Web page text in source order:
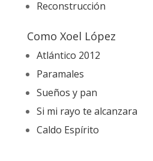
Reconstrucción
Como Xoel López
Atlántico 2012
Paramales
Sueños y pan
Si mi rayo te alcanzara
Caldo Espírito